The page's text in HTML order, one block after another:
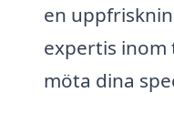
en
expertis
möta dina